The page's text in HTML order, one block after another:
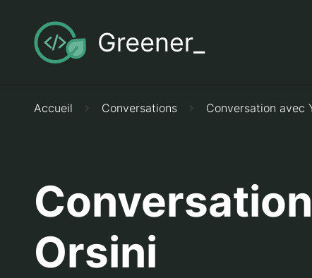
Accueil Conversations Conversation avec
Orsini